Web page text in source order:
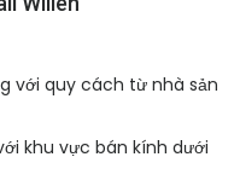
với quy cách từ nhà sản
khu vực bán kính dưới